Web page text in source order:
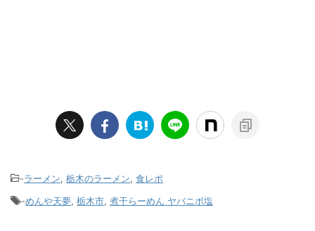
-ラーメン, 栃木のラーメン, 食レポ
-めんや天夢, 栃木市, 煮干らーめん ヤバニボ塩